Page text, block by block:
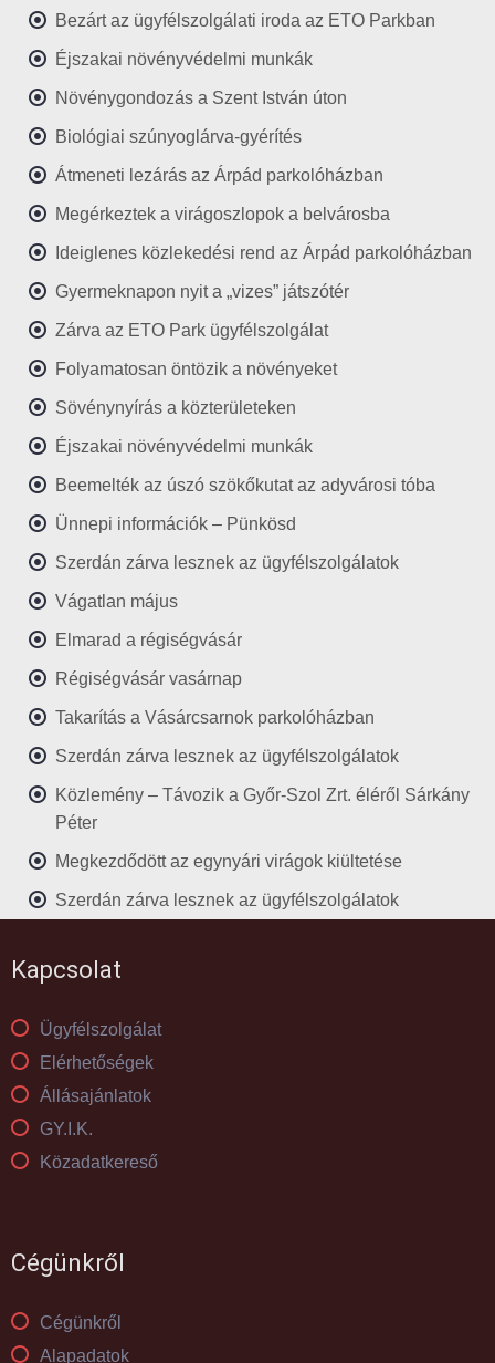
Bezárt az ügyfélszolgálati iroda az ETO Parkban
Éjszakai növényvédelmi munkák
Növénygondozás a Szent István úton
Biológiai szúnyoglárva-gyérítés
Átmeneti lezárás az Árpád parkolóházban
Megérkeztek a virágoszlopok a belvárosba
Ideiglenes közlekedési rend az Árpád parkolóházban
Gyermeknapon nyit a „vizes” játszótér
Zárva az ETO Park ügyfélszolgálat
Folyamatosan öntözik a növényeket
Sövénynyírás a közterületeken
Éjszakai növényvédelmi munkák
Beemelték az úszó szökőkutat az adyvárosi tóba
Ünnepi információk – Pünkösd
Szerdán zárva lesznek az ügyfélszolgálatok
Vágatlan május
Elmarad a régiségvásár
Régiségvásár vasárnap
Takarítás a Vásárcsarnok parkolóházban
Szerdán zárva lesznek az ügyfélszolgálatok
Közlemény – Távozik a Győr-Szol Zrt. éléről Sárkány
Péter
Megkezdődött az egynyári virágok kiültetése
Szerdán zárva lesznek az ügyfélszolgálatok
Kapcsolat
Ügyfélszolgálat
Elérhetőségek
Állásajánlatok
GY.I.K.
Közadatkereső
Cégünkről
Cégünkről
Alapadatok